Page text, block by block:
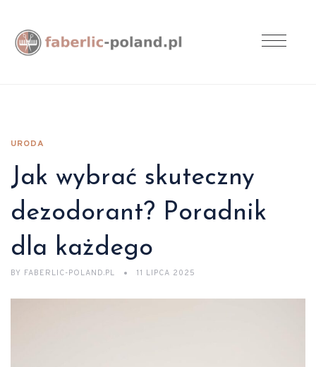
URODA
Jak wybrać skuteczny
dezodorant? Poradnik
dla każdego
BY FABERLIC-POLAND.PL 11 LIPCA 2025